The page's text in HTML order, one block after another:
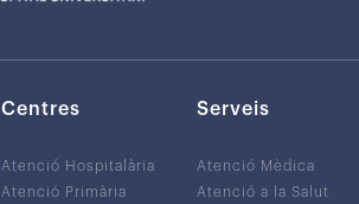
Centres
Atenció Hospitalària
Atenció Primària
Serveis
Atenció Mèdica
Atenció a la Salut